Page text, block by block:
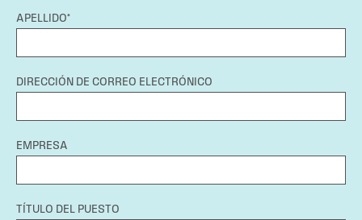
APELLIDO*
DIRECCIÓN DE CORREO ELECTRÓNICO
EMPRESA
TÍTULO DEL PUESTO